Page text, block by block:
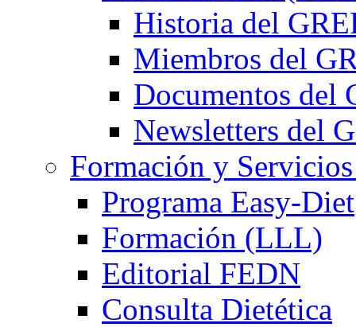
Historia del
Miembros del
Documentos del
Newsletters del
Formación y
Programa Easy-Diet
Formación (LLL)
Editorial FEDN
Consulta Dietética